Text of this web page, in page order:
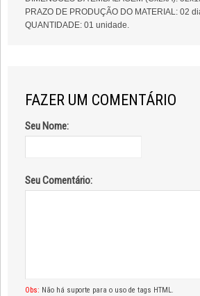
PRAZO DE PRODUÇÃO DO MATERIAL: 02
QUANTIDADE: 01 unidade.
FAZER UM COMENTÁRIO
Seu Nome:
Seu Comentário:
Obs: Não há suporte para o uso de tags HTML.